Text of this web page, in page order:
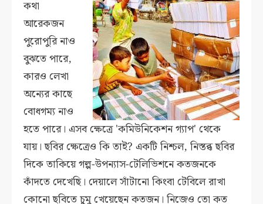
কথা
আরেকজন
পুরোপুরি নাও
বুঝতে পারে,
কারও লেখা
অন্যের কাছে
বোধগম্য নাও
হতে পারে। এসব ক্ষেত্রে 'কমিউনিকেশন গ্যাপ' থেকে
যায়। ছবির ক্ষেত্রেও কি তাই? একটি নিশ্চল, নিস্তব্ধ ছবির
দিকে তাকিয়ে গল্প-উপন্যাস-টেলিভিশনে কতজনকে
কাঁদতে দেখেছি। দেয়ালে সাঁটানো কিংবা টেবিলে রাখা
কোনো ছবিতে চুমু খেয়েছেন কতজন। নিজেও তো কত